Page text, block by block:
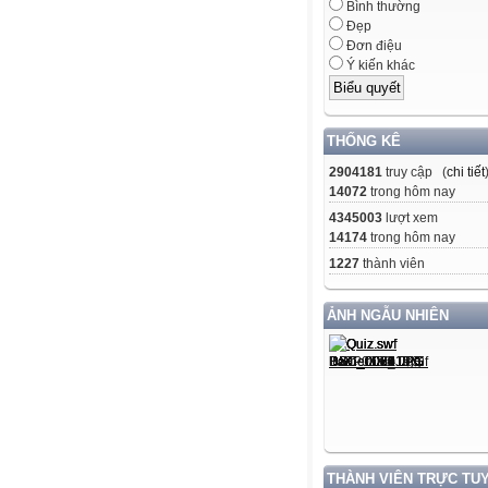
Bình thường
Đẹp
Đơn điệu
Ý kiến khác
THỐNG KÊ
2904181 truy cập (chi tiết)
14072 trong hôm nay
4345003 lượt xem
14174 trong hôm nay
1227 thành viên
ẢNH NGẪU NHIÊN
THÀNH VIÊN TRỰC